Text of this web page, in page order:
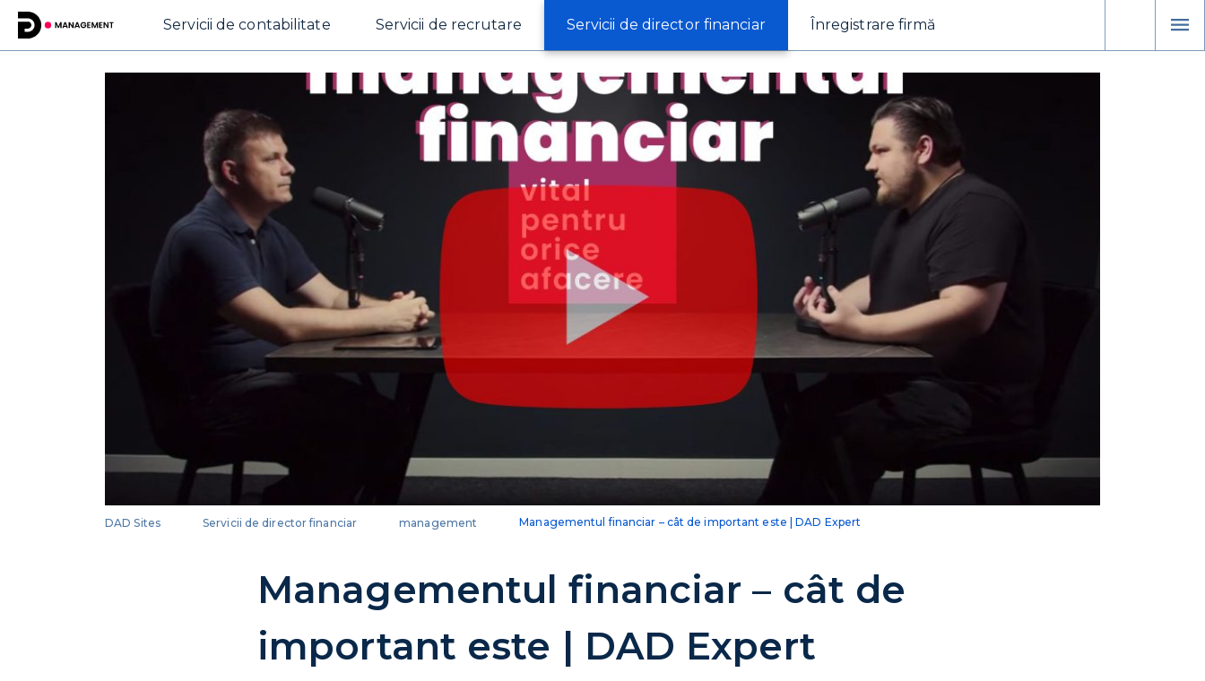
Servicii de contabilitate Servicii de recrutare Servicii de director financiar Înregistrare firmă
DAD Sites Servicii de director financiar management Managementul financiar – cât de important este | DAD Expert
Managementul financiar – cât de
important este | DAD Expert